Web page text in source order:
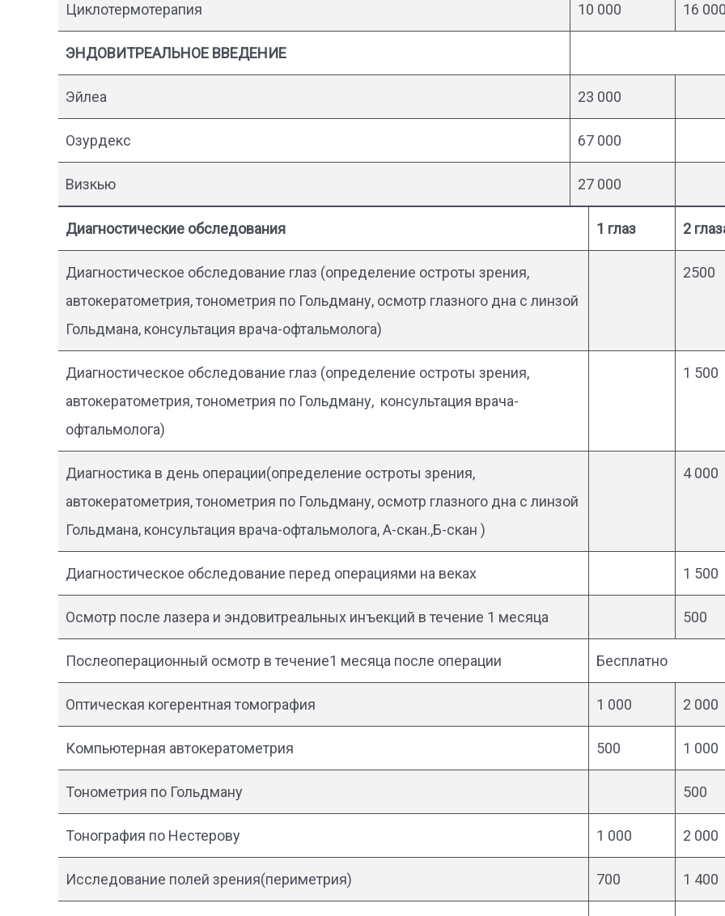
Циклотермотерапия 10 000 16
ЭНДОВИТРЕАЛЬНОЕ ВВЕДЕНИЕ
Эйлеа 23 000
Озурдекс 67 000
Визкью 27 000
Диагностические обследования 1 глаз 2
Диагностическое обследование глаз (определение остроты зрения,
автокератометрия, тонометрия по Гольдману, осмотр глазного дна с линзой
Гольдмана, консультация врача-офтальмолога)
2500
Диагностическое обследование глаз (определение остроты зрения,
автокератометрия, тонометрия по Гольдману, консультация врача-
офтальмолога)
1 500
Диагностика в день операции(определение остроты зрения,
автокератометрия, тонометрия по Гольдману, осмотр глазного дна с линзой
Гольдмана, консультация врача-офтальмолога, А-скан.,Б-скан )
4 000
Диагностическое обследование перед операциями на веках 1 500
Осмотр после лазера и эндовитреальных инъекций в течение 1 месяца 500
Послеоперационный осмотр в течение1 месяца после операции Бесплатно
Оптическая когерентная томография 1 000 2 000
Компьютерная автокератометрия 500 1 000
Тонометрия по Гольдману 500
Тонография по Нестерову 1 000 2 000
Исследование полей зрения(периметрия) 700 1 400